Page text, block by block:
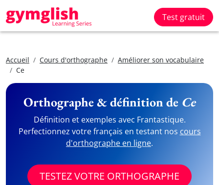
Test gratuit
Accueil Cours d'orthographe
Améliorer son vocabulaire
Ce
Orthographe & définition de Ce
Définition et exemples avec Frantastique.
Perfectionnez votre français en testant nos cours
d'orthographe en ligne.
TESTEZ VOTRE ORTHOGRAPHE